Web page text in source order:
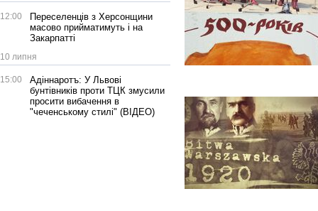
12:00
Переселенців з Херсонщини
масово прийматимуть і на
Закарпатті
10 липня
15:00
Адіннаротъ: У Львові
бунтівників проти ТЦК змусили
просити вибачення в
"чеченському стилі" (ВІДЕО)